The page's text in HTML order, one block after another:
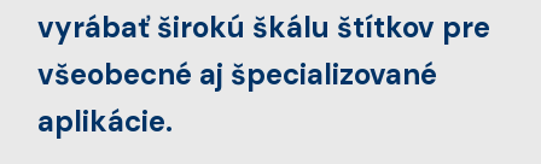
vyrábať širokú škálu štítkov pre
všeobecné aj špecializované
aplikácie.